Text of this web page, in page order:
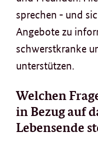
sprechen - und
Angebote zu
schwerstkranke
unterstützen.
Welchen
in Bezug auf
Lebensende